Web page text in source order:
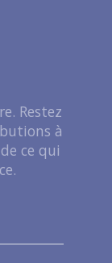
Restez
à
ce qui